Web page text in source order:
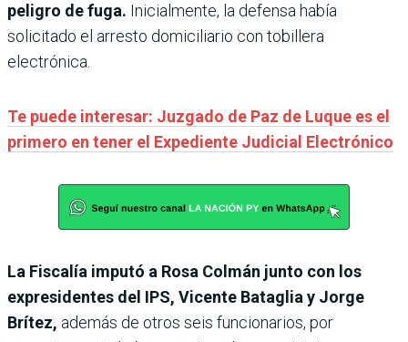
peligro de fuga. Inicialmente, la defensa había
solicitado el arresto domiciliario con tobillera
electrónica.
Te puede interesar: Juzgado de Paz de Luque es el
primero en tener el Expediente Judicial Electrónico
La Fiscalía imputó a Rosa Colmán junto con los
expresidentes del IPS, Vicente Bataglia y Jorge
Brítez, además de otros seis funcionarios, por